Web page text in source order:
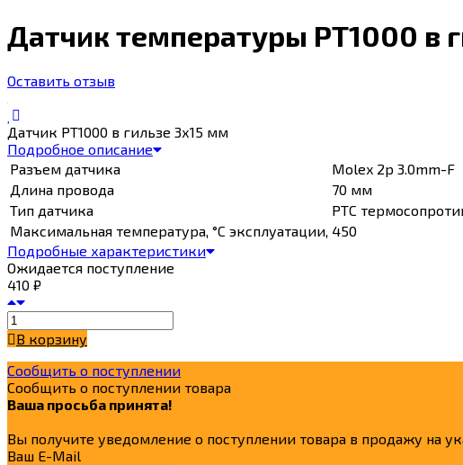
Датчик температуры PT1000 в
Оставить отзыв
Датчик PT1000 в гильзе 3х15 мм
Подробное описание
Разъем датчика
Molex 2p 3.0mm-F
Длина провода
70 мм
Тип датчика
PTC
Максимальная температура, °C эксплуатации, 450
Подробные характеристики
Ожидается поступление
410 ₽
В корзину
Сообщить о поступлении
Сообщить о поступлении товара
Ваша просьба принята!
Вы получите уведомление о поступлении товара в продажу на
Ваш E-Mail